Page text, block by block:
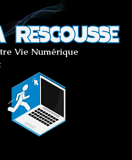
Vie Numérique